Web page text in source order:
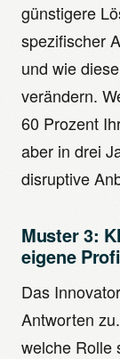
günstigere
spezifischer
und wie
verändern.
60 Prozent
aber in drei
disruptive
Muster 3:
eigene
Das
Antworten
welche Rolle